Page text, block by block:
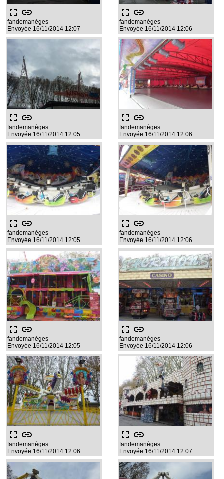
fullscreen link
fandemanèges
Envoyée 16/11/2014 12:07
fullscreen link
fandemanèges
Envoyée 16/11/2014 12:06
fullscreen link
fandemanèges
Envoyée 16/11/2014 12:05
fullscreen link
fandemanèges
Envoyée 16/11/2014 12:06
fullscreen link
fandemanèges
Envoyée 16/11/2014 12:05
fullscreen link
fandemanèges
Envoyée 16/11/2014 12:06
fullscreen link
fandemanèges
Envoyée 16/11/2014 12:05
fullscreen link
fandemanèges
Envoyée 16/11/2014 12:06
fullscreen link
fandemanèges
Envoyée 16/11/2014 12:06
fullscreen link
fandemanèges
Envoyée 16/11/2014 12:07